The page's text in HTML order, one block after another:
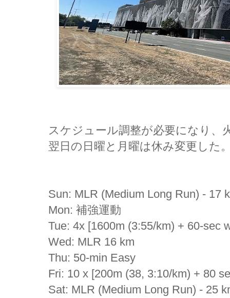
スケジュール調整が必要になり、
翌日の日曜と月曜は休み変更した
Sun: MLR (Medium Long Run) - 17
Mon: 補強運動
Tue: 4x [1600m (3:55/km) + 60-sec
Wed: MLR 16 km
Thu: 50-min Easy
Fri: 10 x [200m (38, 3:10/km) + 80
Sat: MLR (Medium Long Run) - 25